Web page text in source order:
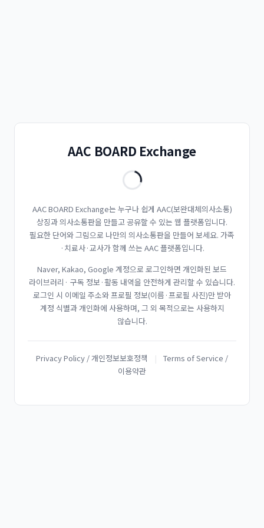
AAC BOARD Exchange
AAC BOARD Exchange는 누구나 쉽게 AAC(보완대체의사소통)
상징과 의사소통판을 만들고 공유할 수 있는 웹 플랫폼입니다.
필요한 단어와 그림으로 나만의 의사소통판을 만들어 보세요. 가족
·치료사·교사가 함께 쓰는 AAC 플랫폼입니다.
Naver, Kakao, Google 계정으로 로그인하면 개인화된 보드
라이브러리· 구독 정보·활동 내역을 안전하게 관리할 수 있습니다.
로그인 시 이메일 주소와 프로필 정보(이름·프로필 사진)만 받아
계정 식별과 개인화에 사용하며, 그 외 목적으로는 사용하지
않습니다.
Privacy Policy / 개인정보보호정책 |
Terms of Service /
이용약관